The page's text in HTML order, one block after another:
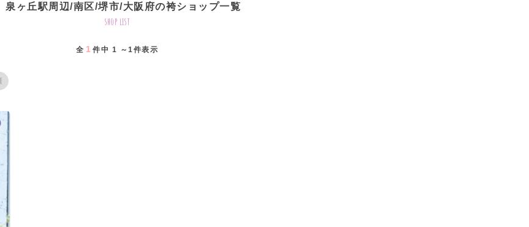
泉ヶ丘駅周辺/南区/堺市/大阪府の袴ショップ一覧
shop list
全 1 件中 1 ～1件表示